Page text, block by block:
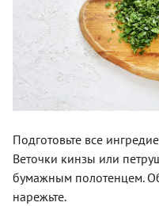
Подготовьте все
Веточки кинзы или
бумажным полотенцем.
нарежьте.